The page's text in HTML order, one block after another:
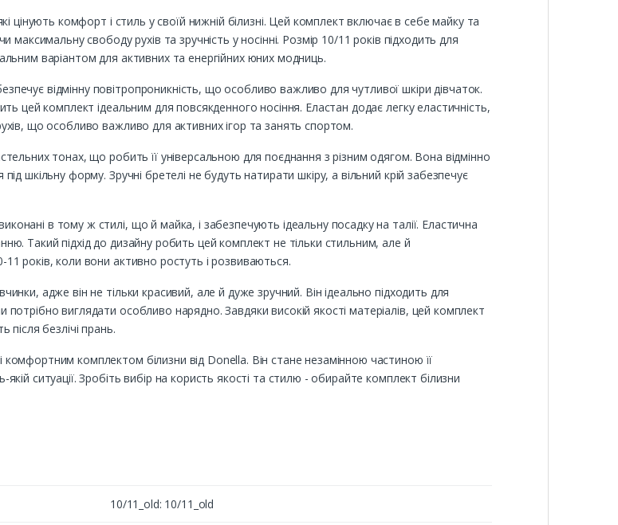
цінують комфорт і стиль у своїй нижній білизні. Цей комплект включає в себе майку та
максимальну свободу рухів та зручність у носінні. Розмір 10/11 років підходить для
варіантом для активних та енергійних юних модниць.
відмінну повітропроникність, що особливо важливо для чутливої шкіри дівчаток.
цей комплект ідеальним для повсякденного носіння. Еластан додає легку еластичність,
що особливо важливо для активних ігор та занять спортом.
тонах, що робить її універсальною для поєднання з різним одягом. Вона відмінно
шкільну форму. Зручні бретелі не будуть натирати шкіру, а вільний крій забезпечує
в тому ж стилі, що й майка, і забезпечують ідеальну посадку на талії. Еластична
Такий підхід до дизайну робить цей комплект не тільки стильним, але й
років, коли вони активно ростуть і розвиваються.
адже він не тільки красивий, але й дуже зручний. Він ідеально підходить для
виглядати особливо нарядно. Завдяки високій якості матеріалів, цей комплект
після безлічі прань.
комплектом білизни від Donella. Він стане незамінною частиною її
ситуації. Зробіть вибір на користь якості та стилю - обирайте комплект білизни
10/11_old: 10/11_old